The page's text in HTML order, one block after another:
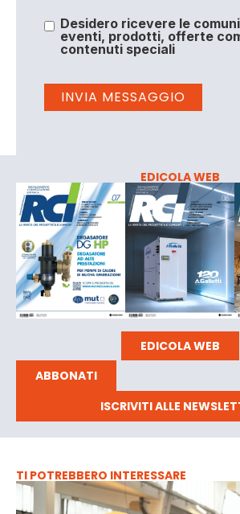
Desidero ricevere le
eventi, prodotti, offerte
contenuti speciali
EDICOLA WEB
EDICOLA WEB
ABBONATI
ISCRIVITI ALLE
TI POTREBBERO INTERESSARE